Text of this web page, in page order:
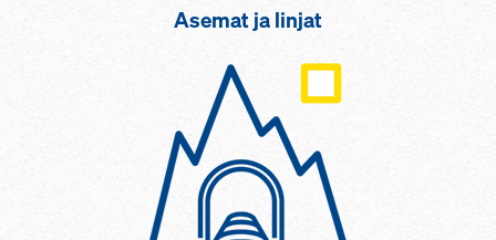
Asemat ja linjat